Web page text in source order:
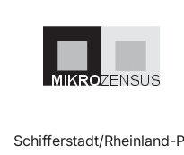
Schifferstadt/Rheinland-